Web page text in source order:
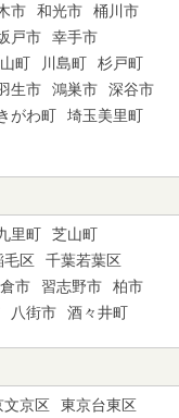
市 和光市
桶川市
戸市
幸手市
町 川島町
杉戸町
生市 鴻巣市
深谷市
がわ町
埼玉美里町
里町
芝山町
毛区
千葉若葉区
市 習志野市
柏市
八街市 酒々井町
文京区
東京台東区